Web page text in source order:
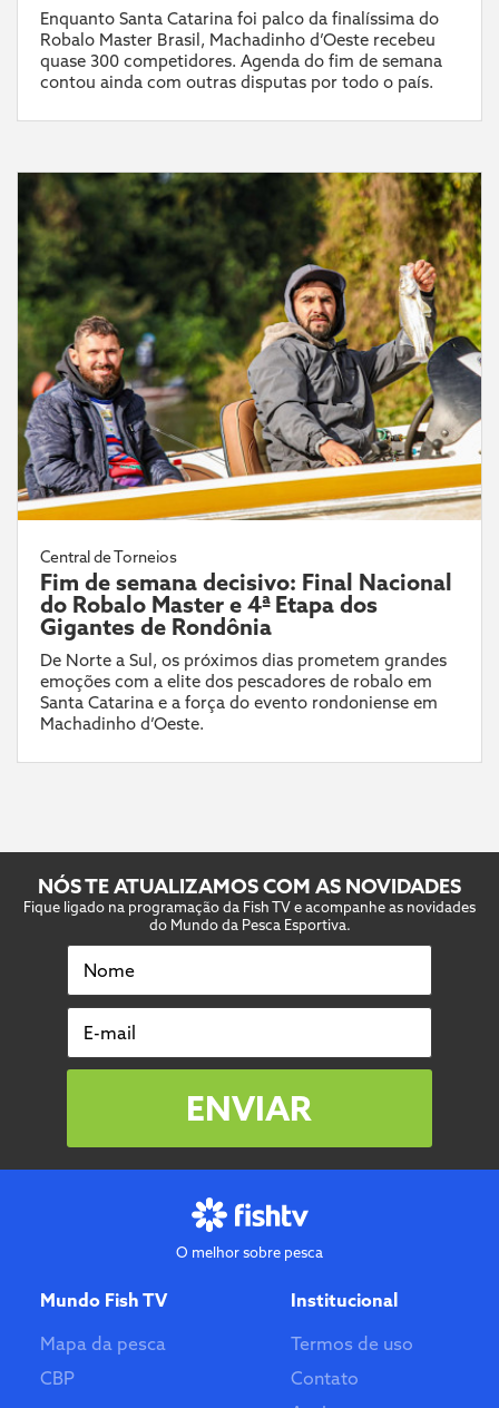
Enquanto Santa Catarina foi palco da finalíssima do
Robalo Master Brasil, Machadinho d’Oeste recebeu
quase 300 competidores. Agenda do fim de semana
contou ainda com outras disputas por todo o país.
Central de Torneios
Fim de semana decisivo: Final Nacional
do Robalo Master e 4ª Etapa dos
Gigantes de Rondônia
De Norte a Sul, os próximos dias prometem grandes
emoções com a elite dos pescadores de robalo em
Santa Catarina e a força do evento rondoniense em
Machadinho d’Oeste.
NÓS TE ATUALIZAMOS COM AS NOVIDADES
Fique ligado na programação da Fish TV e acompanhe as novidades
do Mundo da Pesca Esportiva.
Nome
E-mail
ENVIAR
O melhor sobre pesca
Mundo Fish TV
Mapa da pesca
CBP
Institucional
Termos de uso
Contato